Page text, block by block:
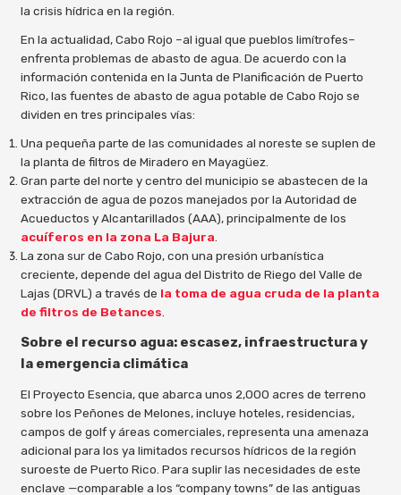
la crisis hídrica en la región.
En la actualidad, Cabo Rojo –al igual que pueblos limítrofes–
enfrenta problemas de abasto de agua. De acuerdo con la
información contenida en la Junta de Planificación de Puerto
Rico, las fuentes de abasto de agua potable de Cabo Rojo se
dividen en tres principales vías:
Una pequeña parte de las comunidades al noreste se suplen de
la planta de filtros de Miradero en Mayagüez.
Gran parte del norte y centro del municipio se abastecen de la
extracción de agua de pozos manejados por la Autoridad de
Acueductos y Alcantarillados (AAA), principalmente de los
acuíferos en la zona La Bajura
La zona sur de Cabo Rojo, con una presión urbanística
creciente, depende del agua del Distrito de Riego del Valle de
Lajas (DRVL) a través de la toma de agua cruda de la planta
de filtros de Betances
Sobre el recurso agua: escasez, infraestructura y
la emergencia climática
El Proyecto Esencia, que abarca unos 2,000 acres de terreno
sobre los Peñones de Melones, incluye hoteles, residencias,
campos de golf y áreas comerciales, representa una amenaza
adicional para los ya limitados recursos hídricos de la región
suroeste de Puerto Rico. Para suplir las necesidades de este
enclave —comparable a los “company towns” de las antiguas